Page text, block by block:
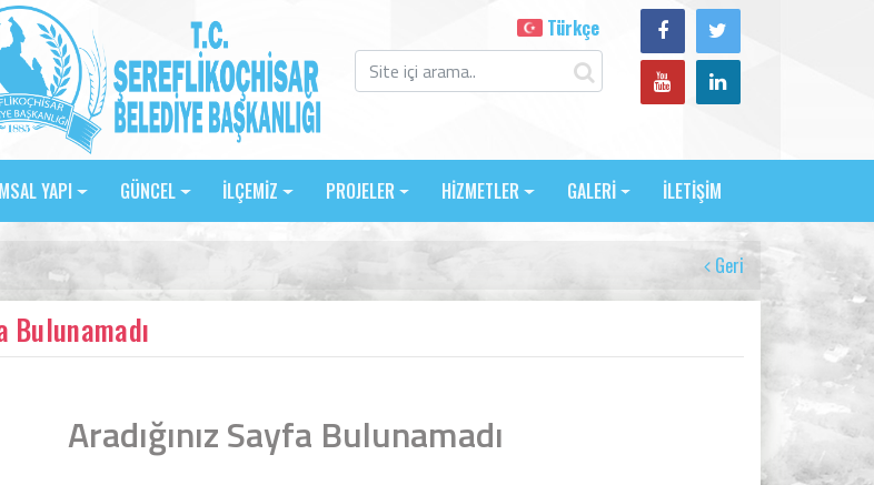
Türkçe
YAPI GÜNCEL İLÇEMİZ PROJELER HİZMETLER GALERİ İLETİŞİM
Geri
Bulunamadı
Aradığınız Sayfa Bulunamadı